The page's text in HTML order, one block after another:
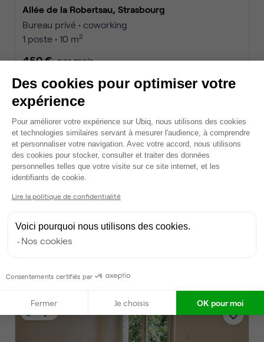
Allée de la Robertsau, Strasbourg
Bureau privé • coworking
1 poste • 10 m2
450 € par mois
Dispo
Bureau privé • coworking
5 postes • 18 m
Des cookies pour optimiser votre
expérience
Plateforme de Gestion du
Pour améliorer votre expérience sur Ubiq, nous utilisons des cookies
et technologies similaires servant à mesurer l'audience, à comprendre
et personnaliser votre navigation. Avec votre accord, nous utilisons
des cookies pour stocker, consulter et traiter des données
personnelles telles que votre visite sur ce site internet, et les
identifiants de cookie.
Lire la politique de confidentialité
Voici pourquoi nous utilisons des cookies.
Nos cookies
Consentements certifiés par
Fermer Je choisis OK pour moi